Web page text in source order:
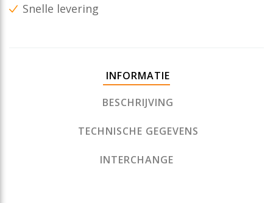
Snelle levering
INFORMATIE
BESCHRIJVING
TECHNISCHE GEGEVENS
INTERCHANGE